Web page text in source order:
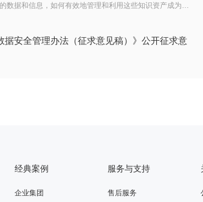
在当今信息爆炸的时代，企业面临着海量的数据和信息，如何有效地管理和利用这些知识资产成为一大挑战。然而，传统的搜索技术常常因只能进行关键字查询而无法满足对文档深层次理解的需求。
据安全管理办法（征求意见稿）》公开征求意
经典案例
企业集团
服务与支持
售后服务